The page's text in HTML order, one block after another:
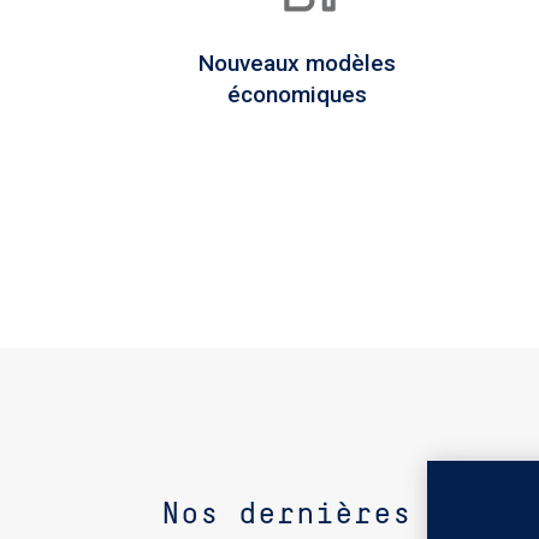
Nouveaux modèles
économiques
Nos dernières